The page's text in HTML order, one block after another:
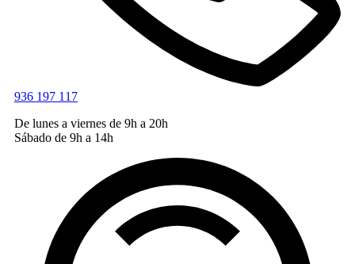
936 197 117
De lunes a viernes de 9h a 20h
Sábado de 9h a 14h